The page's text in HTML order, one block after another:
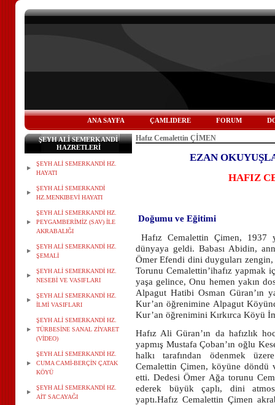
ANA SAYFA ÇAMLIDERE FORUM
ŞEYH ALİ SEMERKANDİ
HAZRETLERİ
ŞEYH ALİ SEMERKANDİ HZ.
HAYATI
ŞEYH ALİ SEMERKANDİ
HZ.MENKIBEVİ HAYATI
ŞEYH ALİ SEMERKANDİ HZ.
PEYGAMBERİMİZ (SAV) İLE
AKRABALIĞI
ŞEYH ALİ SEMERKANDİ HZ.
ŞEMALİ
ŞEYH ALİ SEMERKANDİ HZ.
NESEBİ VE VASIFLARI
ŞEYH ALİ SEMERKANDİ HZ.
İLMİ VASIFLARI
ŞEYH ALİ SEMERKANDİ HZ.
TÜRBESİNE SANAL ZİYARET
(VİDEO)
ŞEYH ALİ SEMERKANDİ HZ.
CUMA CAMİ-BERÇİN ÇATAK
KÖYÜ
ŞEYH ALİ SEMERKANDİ HZ.
AİT SACAYAĞI
Hafız Cemalettin ÇİMEN
EZAN
HAFIZ
Doğumu ve Eğitimi
Hafız Cemalettin Çimen, 1937
dünyaya geldi. Babası Abidin,
Ömer Efendi dini duyguları zengin,
Torunu Cemalettin’ihafız yapmak
yaşa gelince, Onu hemen yakın
Alpagut Hatibi Osman Güran’ın
Kur’an öğrenimine Alpagut
Kur’an öğrenimini Kırkırca Köyü
Hafız Ali Güran’ın da hafızlık
yapmış Mustafa Çoban’ın oğlu
halkı tarafından ödenmek
Cemalettin Çimen, köyüne döndü
etti. Dedesi Ömer Ağa torunu
ederek büyük çaplı, dini
yaptı.Hafız Cemalettin Çimen